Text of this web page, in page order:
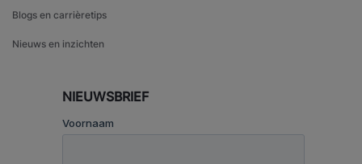
Blogs en carrièretips
Nieuws en inzichten
NIEUWSBRIEF